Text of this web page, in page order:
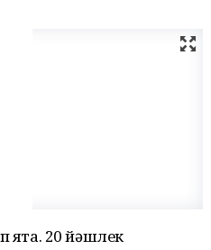
ята. 20 йәшлек